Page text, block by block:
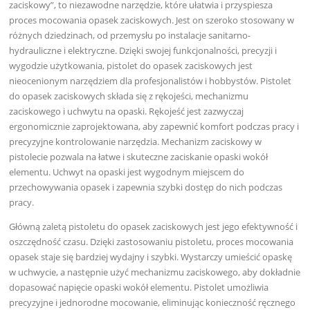
zaciskowy”, to niezawodne narzędzie, które ułatwia i przyspiesza
proces mocowania opasek zaciskowych. Jest on szeroko stosowany w
różnych dziedzinach, od przemysłu po instalacje sanitarno-
hydrauliczne i elektryczne. Dzięki swojej funkcjonalności, precyzji i
wygodzie użytkowania, pistolet do opasek zaciskowych jest
nieocenionym narzędziem dla profesjonalistów i hobbystów. Pistolet
do opasek zaciskowych składa się z rękojeści, mechanizmu
zaciskowego i uchwytu na opaski. Rękojeść jest zazwyczaj
ergonomicznie zaprojektowana, aby zapewnić komfort podczas pracy i
precyzyjne kontrolowanie narzędzia. Mechanizm zaciskowy w
pistolecie pozwala na łatwe i skuteczne zaciskanie opaski wokół
elementu. Uchwyt na opaski jest wygodnym miejscem do
przechowywania opasek i zapewnia szybki dostęp do nich podczas
pracy.
Główną zaletą pistoletu do opasek zaciskowych jest jego efektywność i
oszczędność czasu. Dzięki zastosowaniu pistoletu, proces mocowania
opasek staje się bardziej wydajny i szybki. Wystarczy umieścić opaskę
w uchwycie, a następnie użyć mechanizmu zaciskowego, aby dokładnie
dopasować napięcie opaski wokół elementu. Pistolet umożliwia
precyzyjne i jednorodne mocowanie, eliminując konieczność ręcznego